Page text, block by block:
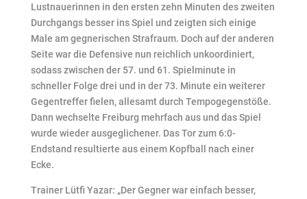
Lustnauerinnen in den ersten zehn Minuten des zweiten
Durchgangs besser ins Spiel und zeigten sich einige
Male am gegnerischen Strafraum. Doch auf der anderen
Seite war die Defensive nun reichlich unkoordiniert,
sodass zwischen der 57. und 61. Spielminute in
schneller Folge drei und in der 73. Minute ein weiterer
Gegentreffer fielen, allesamt durch Tempogegenstöße.
Dann wechselte Freiburg mehrfach aus und das Spiel
wurde wieder ausgeglichener. Das Tor zum 6:0-
Endstand resultierte aus einem Kopfball nach einer
Ecke.
Trainer Lütfi Yazar: „Der Gegner war einfach besser,